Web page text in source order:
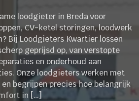
loodgieter in Breda voor
CV-ketel storingen, loodwerk
Bij Loodgieters Kwartier lossen
geprijsd op, van verstopte
en onderhoud aan
Onze loodgieters werken met
begrijpen precies hoe belangrijk
in […]